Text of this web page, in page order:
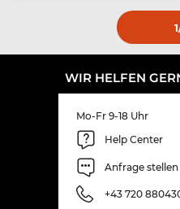
1
WIR HELFEN
Mo-Fr 9-18 Uhr
Help Center
Anfrage stellen
+43 720